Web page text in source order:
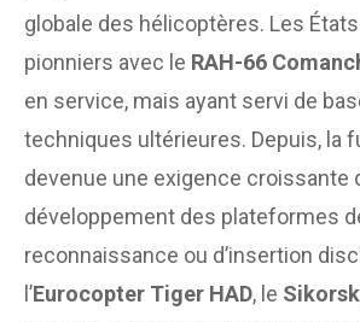
globale des hélicoptères. Les
pionniers avec le RAH-66
en service, mais ayant servi de
techniques ultérieures. Depuis, la
devenue une exigence croissante
développement des plateformes
reconnaissance ou d’insertion
l’Eurocopter Tiger HAD, le